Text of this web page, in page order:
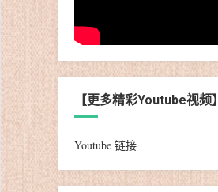
【更多精彩Youtube视频】
Youtube 链接